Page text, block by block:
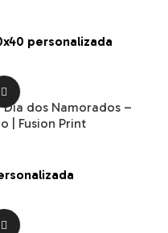
personalizada

